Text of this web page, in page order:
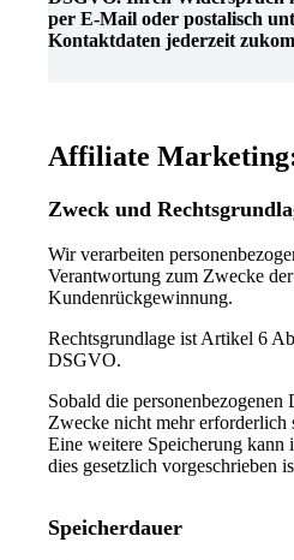
per E-Mail oder postalisch
Kontaktdaten jederzeit
Affiliate
Zweck und
Wir verarbeiten
Verantwortung zum Zwecke
Kundenrückgewinnung.
Rechtsgrundlage ist Artikel 6
DSGVO.
Sobald die personenbezogenen
Zwecke nicht mehr erforderlich
Eine weitere Speicherung
dies gesetzlich vorgeschrieben
Speicherdauer